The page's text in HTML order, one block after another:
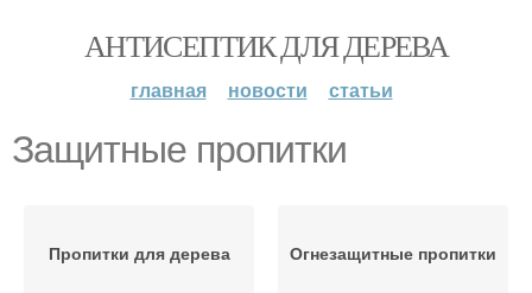
АНТИСЕПТИК ДЛЯ ДЕРЕВА
главная новости статьи
Защитные пропитки
Пропитки для дерева Огнезащитные пропитки